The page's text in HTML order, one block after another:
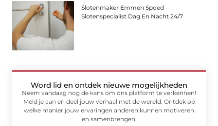
Slotenmaker Emmen Spoed –
Slotenspecialist Dag En Nacht 24/7
Word lid en ontdek nieuwe mogelijkheden
Neem vandaag nog de kans om ons platform te verkennen!
Meld je aan en deel jouw verhaal met de wereld. Ontdek op
welke manier jouw ervaringen anderen kunnen motiveren
en samenbrengen.